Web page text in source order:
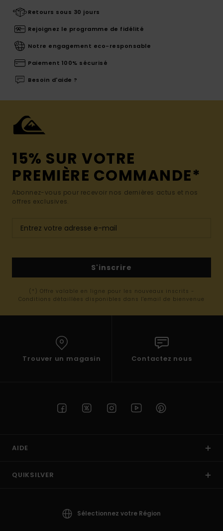
Retours sous 30 jours
Rejoignez le programme de fidélité
Notre engagement eco-responsable
Paiement 100% sécurisé
Besoin d'aide ?
15% SUR VOTRE
PREMIÈRE COMMANDE*
Abonnez-vous pour recevoir nos dernières actus et nos
offres exclusives.
S'inscrire
(*) Offre valable en ligne pour les nouveaux inscrits -
Conditions détaillées disponibles dans l'email de bienvenue
Trouver un magasin Contactez nous
AIDE
QUIKSILVER
Sélectionnez votre Région